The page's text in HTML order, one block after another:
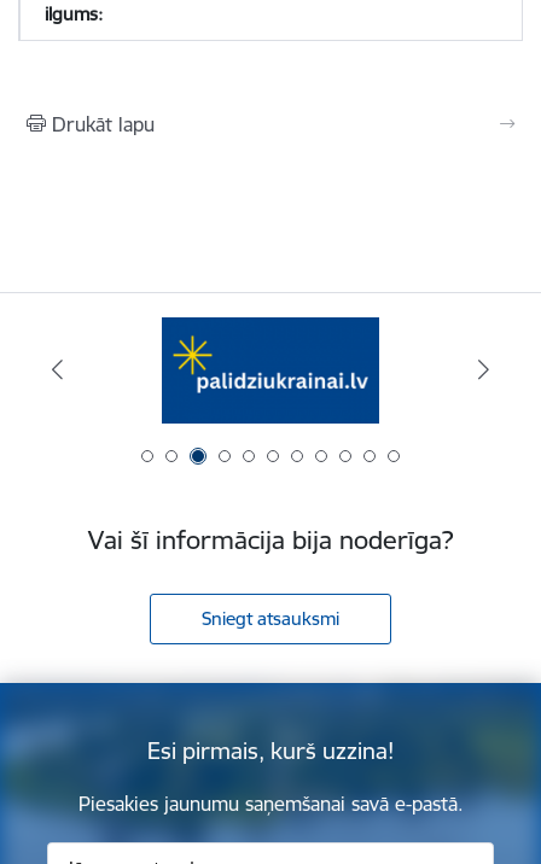
Drukāt lapu
Vai šī informācija bija noderīga?
Sniegt atsauksmi
Esi pirmais, kurš uzzina!
Piesakies jaunumu saņemšanai savā e-pastā.